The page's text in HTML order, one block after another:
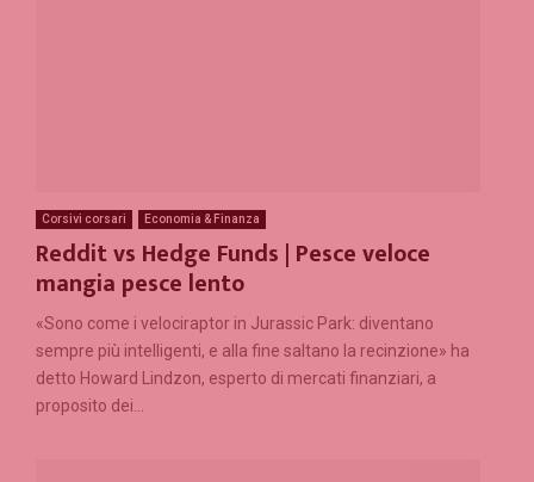
Corsivi corsari Economia & Finanza
Reddit vs Hedge Funds | Pesce veloce
mangia pesce lento
«Sono come i velociraptor in Jurassic Park: diventano
sempre più intelligenti, e alla fine saltano la recinzione» ha
detto Howard Lindzon, esperto di mercati finanziari, a
proposito dei...